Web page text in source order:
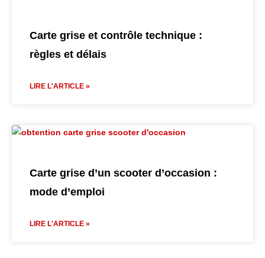
Carte grise et contrôle technique :
règles et délais
LIRE L'ARTICLE »
Carte grise d’un scooter d’occasion :
mode d’emploi
LIRE L'ARTICLE »